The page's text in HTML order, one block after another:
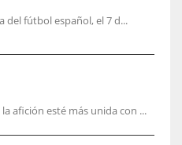
del fútbol español, el 7 d...
afición esté más unida con ...